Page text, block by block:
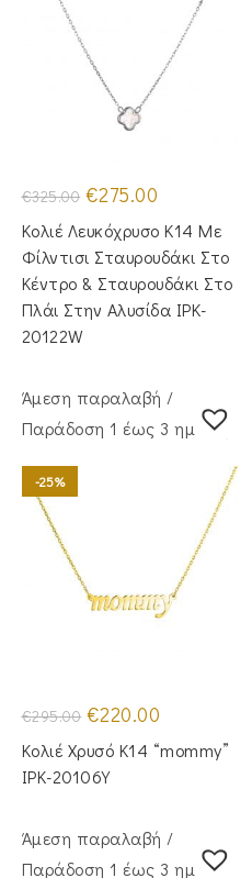
€325.00 Original
price
was:
€325.00.
€275.00
τιμή
είναι:
€275.00.
Κολιέ Λευκόχρυσο Κ14 Με
Φίλντισι Σταυρουδάκι Στο
Κέντρο & Σταυρουδάκι Στο
Πλάι Στην Αλυσίδα IPK-
20122W
Άμεση παραλαβή /
Παράδoση 1 έως 3 ημέρες
-25%
€295.00 Original
price
was:
€295.00.
€220.00
είναι:
Κολιέ Χρυσό Κ14 “mommy”
IPK-20106Y
Άμεση παραλαβή /
Παράδoση 1 έως 3 ημέρες